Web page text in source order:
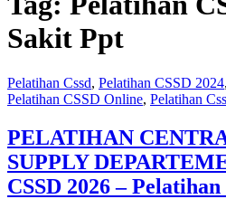
Sakit Ppt
Pelatihan Cssd, Pelatihan CSSD 2024,
Pelatihan CSSD Online, Pelatihan
PELATIHAN
SUPPLY
CSSD 2026 –